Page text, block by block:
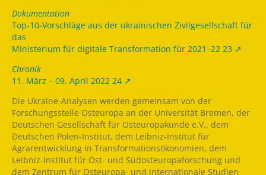
Dokumentation
Top-10-Vorschläge aus der ukrainischen Zivilgesellschaft für
das
Ministerium für digitale Transformation für 2021–22 23
Chronik
11. März – 09. April 2022 24
Die Ukraine-Analysen werden gemeinsam von der
Forschungsstelle Osteuropa an der Universität Bremen, der
Deutschen Gesellschaft für Osteuropakunde e.V., dem
Deutschen Polen-Institut, dem Leibniz-Institut für
Agrarentwicklung in Transformationsökonomien, dem
Leibniz-Institut für Ost- und Südosteuropaforschung und
dem Zentrum für Osteuropa- und internationale Studien